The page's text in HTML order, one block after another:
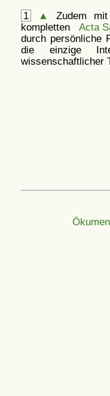
1 ▲
Zudem
kompletten Acta
durch persönliche
die einzige
wissenschaftlicher